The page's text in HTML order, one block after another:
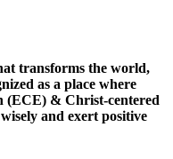
transforms the world,
as a place where
(ECE) & Christ-centered
and exert positive